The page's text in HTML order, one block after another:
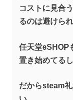
コストに見合
るのは避けら
任天堂eSHOP
置き始めてるし
だからsteam